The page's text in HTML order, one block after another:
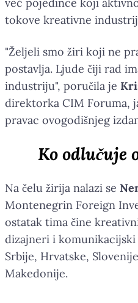
tokove kreativne
"Željeli smo žiri koji ne
postavlja. Ljude čiji rad
industriju", poručila je
direktorka CIM Foruma,
pravac ovogodišnjeg
Ko odlučuje
Na čelu žirija nalazi se
Montenegrin Foreign
ostatak tima čine
dizajneri i
Srbije, Hrvatske,
Makedonije.